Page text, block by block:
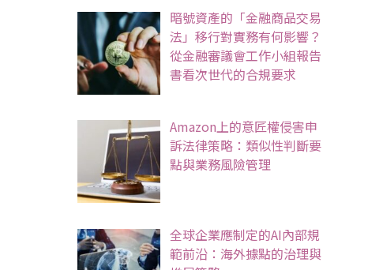
暗號資產的「金融商品交易
法」移行對實務有何影響？
從金融審議會工作小組報告
書看次世代的合規要求
Amazon上的意匠權侵害申
訴法律策略：類似性判斷要
點與業務風險管理
全球企業應制定的AI內部規
範前沿：海外據點的治理與